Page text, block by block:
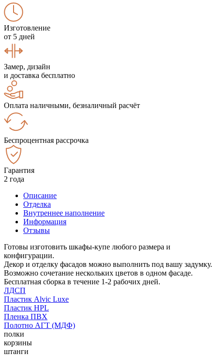
Изготовление
от 5 дней
Замер, дизайн
и доставка бесплатно
Оплата наличными, безналичный расчёт
Беспроцентная рассрочка
Гарантия
2 года
Описание
Отделка
Внутреннее наполнение
Информация
Отзывы
Готовы изготовить шкафы-купе любого размера и
конфигурации.
Декор и отделку фасадов можно выполнить под вашу задумку.
Возможно сочетание нескольких цветов в одном фасаде.
Бесплатная сборка в течение 1-2 рабочих дней.
ЛДСП
Пластик Alvic Luxe
Пластик HPL
Пленка ПВХ
Полотно АГТ (МДФ)
полки
корзины
штанги